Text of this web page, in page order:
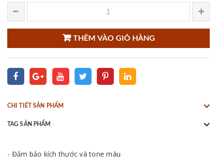
THÊM VÀO GIỎ HÀNG
CHI TIẾT SẢN PHẨM
TAG SẢN PHẨM
- Đảm bảo kích thước và tone màu